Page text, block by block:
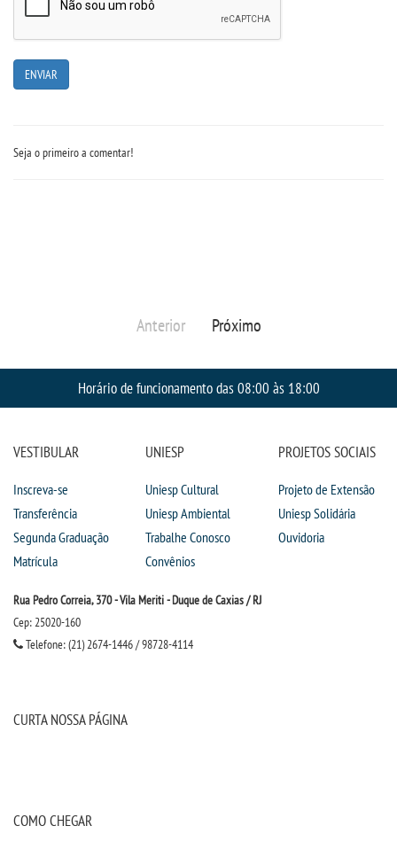
Seja o primeiro a comentar!
Anterior Próximo
Horário de funcionamento das 08:00 às 18:00
VESTIBULAR
Inscreva-se
Transferência
Segunda Graduação
Matrícula
UNIESP
Uniesp Cultural
Uniesp Ambiental
Trabalhe Conosco
Convênios
PROJETOS SOCIAIS
Projeto de Extensão
Uniesp Solidária
Ouvidoria
Rua Pedro Correia, 370 - Vila Meriti - Duque de Caxias / RJ
Cep: 25020-160
Telefone: (21) 2674-1446 / 98728-4114
CURTA NOSSA PÁGINA
COMO CHEGAR